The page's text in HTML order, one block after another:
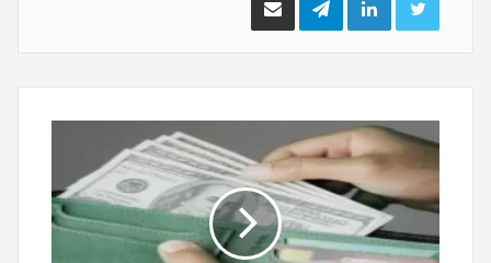
توییتر لینکدینتلگرام اشتراک
گذاری
ایمیل